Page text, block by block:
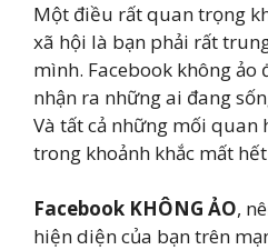
Một điều rất quan trọng
xã hội là bạn phải rất
mình. Facebook không ảo
nhận ra những ai đang
Và tất cả những mối quan
trong khoảnh khắc mất
Facebook KHÔNG ẢO,
hiện diện của bạn trên